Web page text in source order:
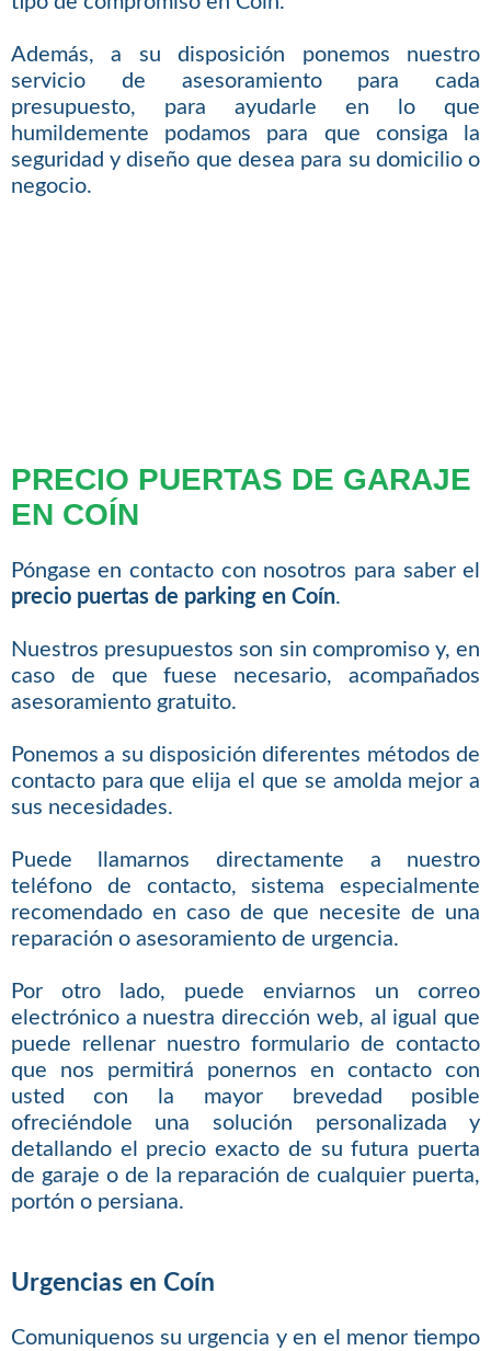
Además, a su disposición ponemos nuestro
servicio de asesoramiento para cada
presupuesto, para ayudarle en lo que
humildemente podamos para que consiga la
seguridad y diseño que desea para su domicilio o
negocio.
PRECIO PUERTAS DE GARAJE
EN COÍN
Póngase en contacto con nosotros para saber el
precio puertas de parking en Coín.
Nuestros presupuestos son sin compromiso y, en
caso de que fuese necesario, acompañados
asesoramiento gratuito.
Ponemos a su disposición diferentes métodos de
contacto para que elija el que se amolda mejor a
sus necesidades.
Puede llamarnos directamente a nuestro
teléfono de contacto, sistema especialmente
recomendado en caso de que necesite de una
reparación o asesoramiento de urgencia.
Por otro lado, puede enviarnos un correo
electrónico a nuestra dirección web, al igual que
puede rellenar nuestro formulario de contacto
que nos permitirá ponernos en contacto con
usted con la mayor brevedad posible
ofreciéndole una solución personalizada y
detallando el precio exacto de su futura puerta
de garaje o de la reparación de cualquier puerta,
portón o persiana.
Urgencias en Coín
Comuniquenos su urgencia y en el menor tiempo